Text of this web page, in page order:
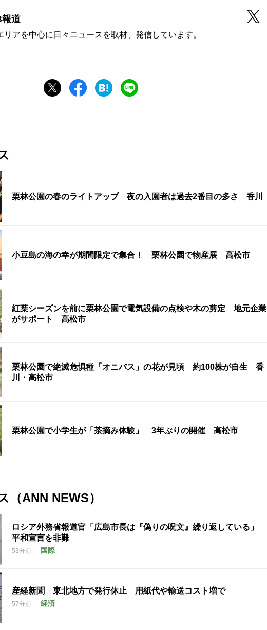
道
リアを中心に日々ニュースを取材、発信しています。
栗林公園の春のライトアップ 夜の入園者は過去2番目の多さ 香川
小豆島の海の幸が期間限定で集合！ 栗林公園で物産展 高松市
紅葉シーズンを前に栗林公園で電気設備の点検や木の剪定 地元企業
がサポート 高松市
栗林公園で絶滅危惧種「オニバス」の花が見頃 約100株が自生 香
川・高松市
栗林公園で小学生が「茶摘み体験」 3年ぶりの開催 高松市
（ANN NEWS）
ロシア外務省報道官「広島市長は『偽りの呪文』繰り返している」
平和宣言を非難
53分前 国際
産経新聞 東北地方で発行休止 用紙代や輸送コスト増で
57分前 経済